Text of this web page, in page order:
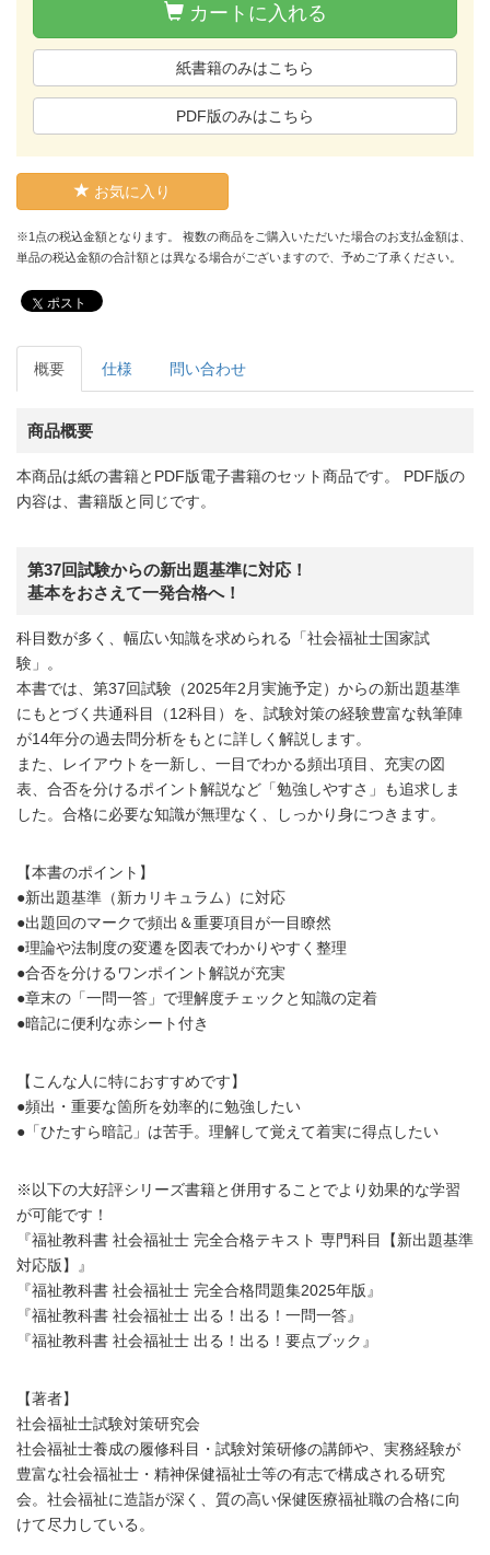
カートに入れる
紙書籍のみはこちら
PDF版のみはこちら
お気に入り
※1点の税込金額となります。 複数の商品をご購入いただいた場合のお支払金額は、
単品の税込金額の合計額とは異なる場合がございますので、予めご了承ください。
ポスト
概要 仕様 問い合わせ
商品概要
本商品は紙の書籍とPDF版電子書籍のセット商品です。 PDF版の
内容は、書籍版と同じです。
第37回試験からの新出題基準に対応！
基本をおさえて一発合格へ！
科目数が多く、幅広い知識を求められる「社会福祉士国家試
験」。
本書では、第37回試験（2025年2月実施予定）からの新出題基準
にもとづく共通科目（12科目）を、試験対策の経験豊富な執筆陣
が14年分の過去問分析をもとに詳しく解説します。
また、レイアウトを一新し、一目でわかる頻出項目、充実の図
表、合否を分けるポイント解説など「勉強しやすさ」も追求しま
した。合格に必要な知識が無理なく、しっかり身につきます。
【本書のポイント】
●新出題基準（新カリキュラム）に対応
●出題回のマークで頻出＆重要項目が一目瞭然
●理論や法制度の変遷を図表でわかりやすく整理
●合否を分けるワンポイント解説が充実
●章末の「一問一答」で理解度チェックと知識の定着
●暗記に便利な赤シート付き
【こんな人に特におすすめです】
●頻出・重要な箇所を効率的に勉強したい
●「ひたすら暗記」は苦手。理解して覚えて着実に得点したい
※以下の大好評シリーズ書籍と併用することでより効果的な学習
が可能です！
『福祉教科書 社会福祉士 完全合格テキスト 専門科目【新出題基準
対応版】』
『福祉教科書 社会福祉士 完全合格問題集2025年版』
『福祉教科書 社会福祉士 出る！出る！一問一答』
『福祉教科書 社会福祉士 出る！出る！要点ブック』
【著者】
社会福祉士試験対策研究会
社会福祉士養成の履修科目・試験対策研修の講師や、実務経験が
豊富な社会福祉士・精神保健福祉士等の有志で構成される研究
会。社会福祉に造詣が深く、質の高い保健医療福祉職の合格に向
けて尽力している。